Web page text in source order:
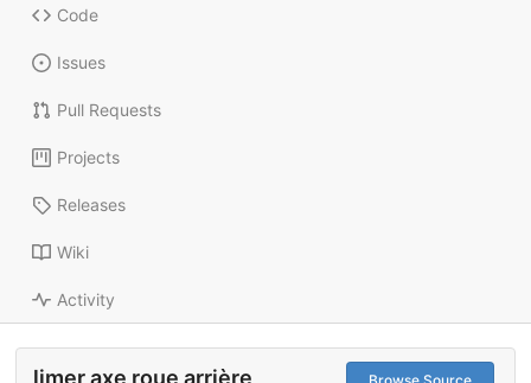
Code
Issues
Pull Requests
Projects
Releases
Wiki
Activity
limer axe roue arrière